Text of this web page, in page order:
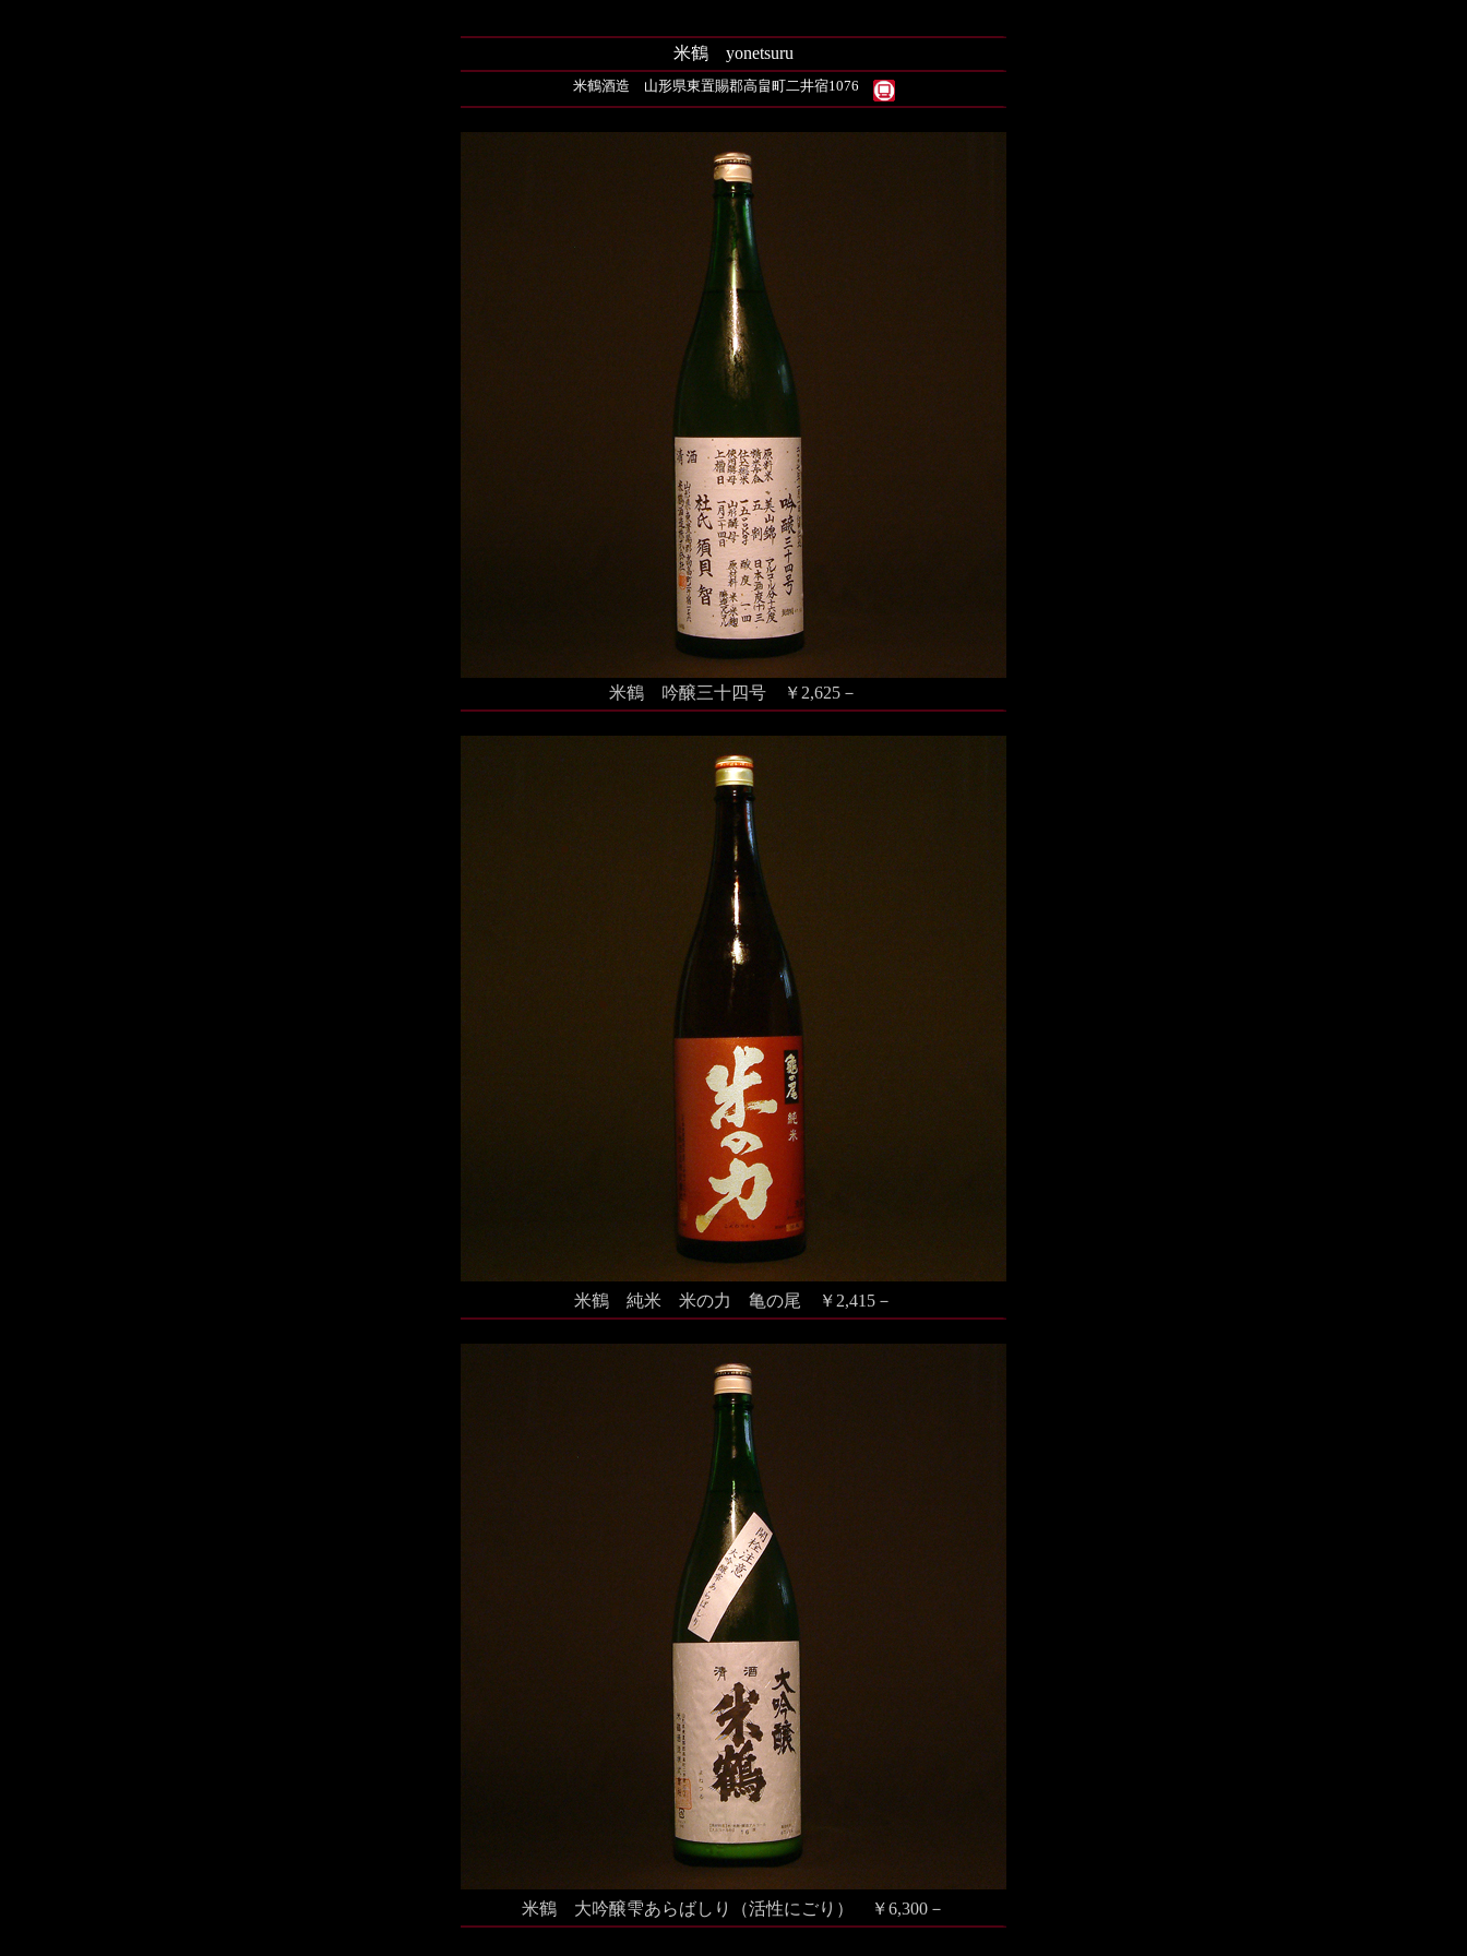
米鶴 yonetsuru
米鶴酒造 山形県東置賜郡高畠町二井宿1076
米鶴 吟醸三十四号 ￥2,625－
米鶴 純米 米の力 亀の尾 ￥2,415－
米鶴 大吟醸雫あらばしり（活性にごり） ￥6,300－